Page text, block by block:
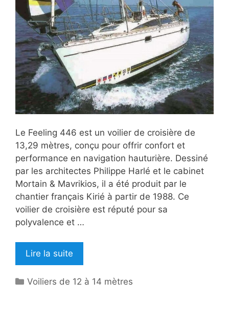
Le Feeling 446 est un voilier de croisière de
13,29 mètres, conçu pour offrir confort et
performance en navigation hauturière. Dessiné
par les architectes Philippe Harlé et le cabinet
Mortain & Mavrikios, il a été produit par le
chantier français Kirié à partir de 1988. Ce
voilier de croisière est réputé pour sa
polyvalence et …
Lire la suite
Catégories
Voiliers de 12 à 14 mètres